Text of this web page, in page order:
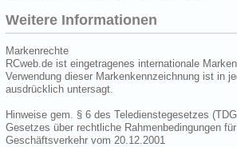
Weitere Informationen
Markenrechte
RCweb.de ist eingetragenes internationale
Verwendung dieser Markenkennzeichnung ist in
ausdrücklich untersagt.
Hinweise gem. § 6 des Teledienstegesetzes
Gesetzes über rechtliche Rahmenbedingungen
Geschäftsverkehr vom 20.12.2001